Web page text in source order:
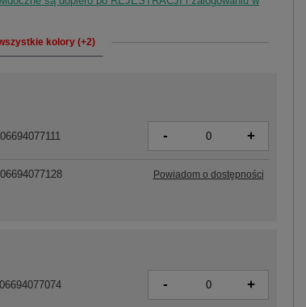
kolory (+2)
- +
- +
Powiadom o dostępności